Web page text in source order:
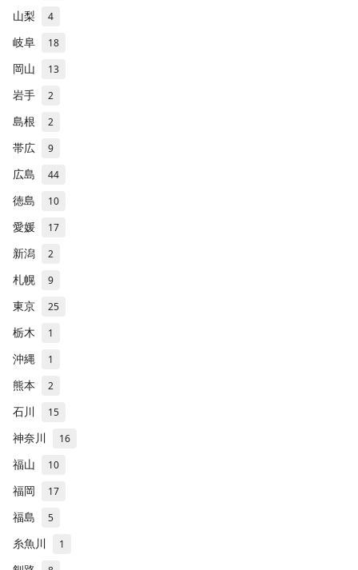
山梨 4
岐阜 18
岡山 13
岩手 2
島根 2
帯広 9
広島 44
徳島 10
愛媛 17
新潟 2
札幌 9
東京 25
栃木 1
沖縄 1
熊本 2
石川 15
神奈川 16
福山 10
福岡 17
福島 5
糸魚川 1